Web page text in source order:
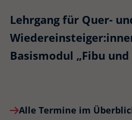
Lehrgang für Quer-
Basismodul „Fibu
Alle Termine im